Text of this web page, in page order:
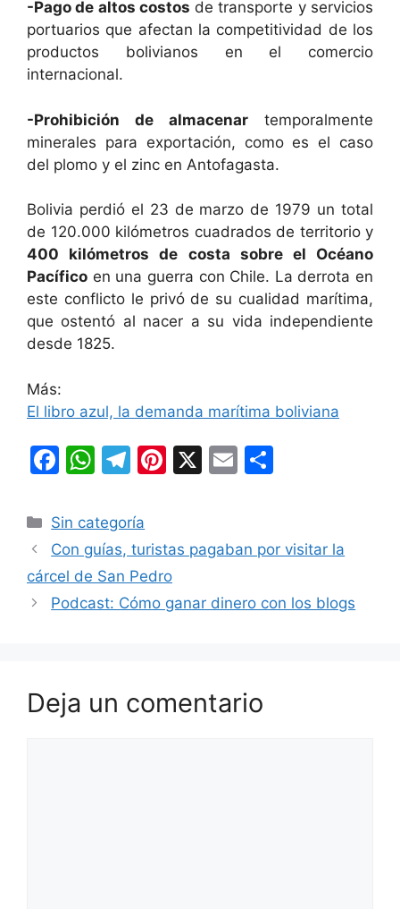
-Pago de altos costos de transporte y servicios
portuarios que afectan la competitividad de los
productos bolivianos en el comercio
internacional.
-Prohibición de almacenar temporalmente
minerales para exportación, como es el caso
del plomo y el zinc en Antofagasta.
Bolivia perdió el 23 de marzo de 1979 un total
de 120.000 kilómetros cuadrados de territorio y
400 kilómetros de costa sobre el Océano
Pacífico en una guerra con Chile. La derrota en
este conflicto le privó de su cualidad marítima,
que ostentó al nacer a su vida independiente
desde 1825.
Más:
El libro azul, la demanda marítima boliviana
F
c
e
b
o
W
at
s
A
p
T
e
gr
a
m
Pi
e
st
X
E
l
p
tir
Categorías
Sin categoría
Con guías, turistas pagaban por visitar la
cárcel de San Pedro
Podcast: Cómo ganar dinero con los blogs
Deja un comentario